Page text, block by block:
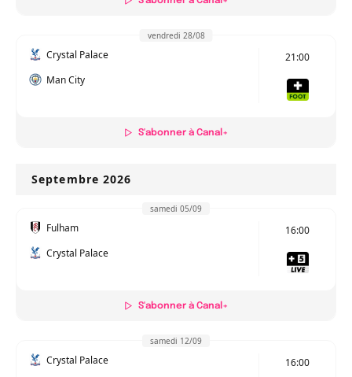
vendredi 28/08
Crystal Palace
Man City
21:00
S'abonner à Canal+
Septembre 2026
samedi 05/09
Fulham
Crystal Palace
16:00
S'abonner à Canal+
samedi 12/09
Crystal Palace
16:00